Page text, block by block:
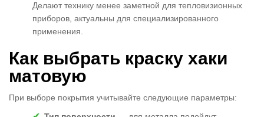
Делают технику менее заметной для тепловизионных
приборов, актуальны для специализированного
применения.
Как выбрать краску хаки
матовую
При выборе покрытия учитывайте следующие параметры: